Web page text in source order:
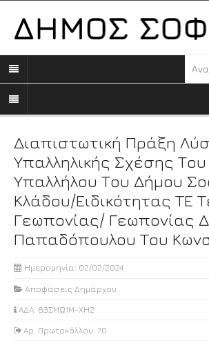
Διαπιστωτική Πράξη
Υπαλληλικής Σχέσης
Υπαλλήλου Του Δήμου
Κλάδου/ειδικότητας ΤΕ
Γεωπονίας/ Γεωπονίας
Παπαδόπουλου Του
Ημερομηνία: 02/02/2024
Αποφάσεις Δημάρχου
ΑΔΑ: 63ΣΜΩ1Μ-ΧΗ2
Αρ. Πρωτοκόλλου: 70